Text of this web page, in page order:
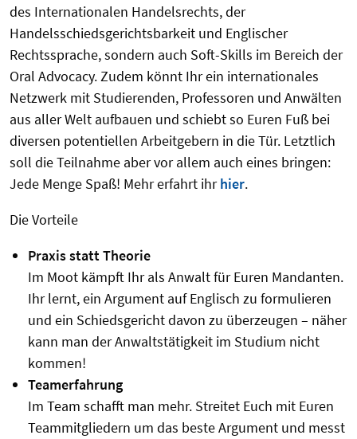
des Internationalen Handelsrechts, der
Handelsschiedsgerichtsbarkeit und Englischer
Rechtssprache, sondern auch Soft-Skills im Bereich der
Oral Advocacy. Zudem könnt Ihr ein internationales
Netzwerk mit Studierenden, Professoren und Anwälten
aus aller Welt aufbauen und schiebt so Euren Fuß bei
diversen potentiellen Arbeitgebern in die Tür. Letztlich
soll die Teilnahme aber vor allem auch eines bringen:
Jede Menge Spaß! Mehr erfahrt ihrhier.
Die Vorteile
Praxis statt Theorie
Im Moot kämpft Ihr als Anwalt für Euren Mandanten.
Ihr lernt, ein Argument auf Englisch zu formulieren
und ein Schiedsgericht davon zu überzeugen – näher
kann man der Anwaltstätigkeit im Studium nicht
kommen!
Teamerfahrung
Im Team schafft man mehr. Streitet Euch mit Euren
Teammitgliedern um das beste Argument und messt